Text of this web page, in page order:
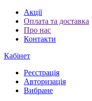
Акції
Оплата та доставка
Про нас
Контакти
Кабінет
Реєстрація
Авторизація
Вибране